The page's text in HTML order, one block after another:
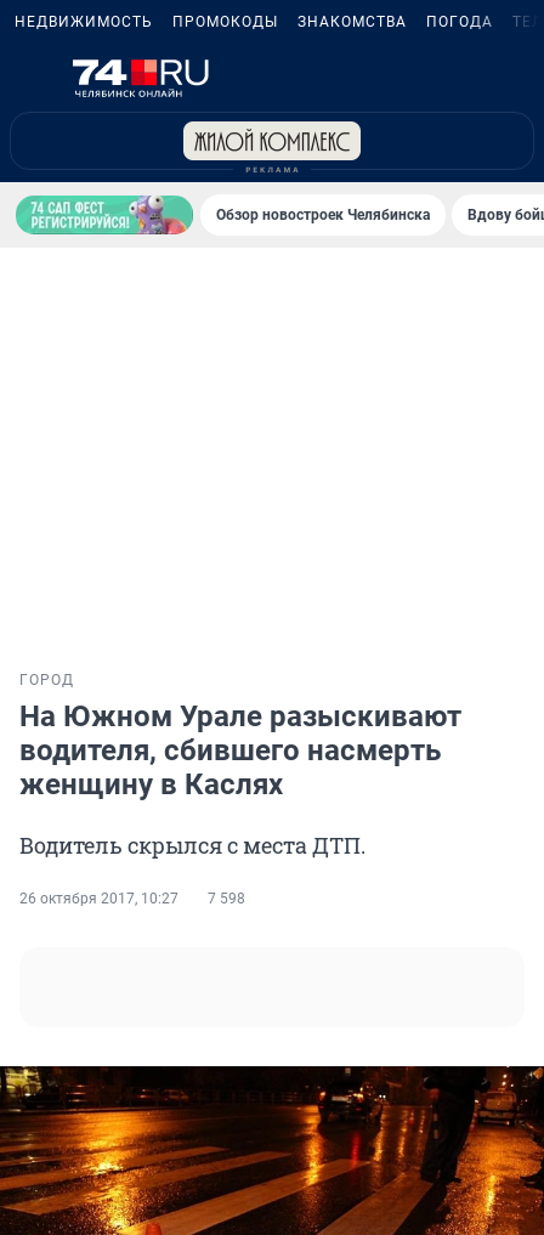
НЕДВИЖИМОСТЬ ПРОМОКОДЫ ЗНАКОМСТВА ПОГОДА
Обзор новостроек Челябинска Вдову
ГОРОД
На Южном Урале разыскивают
водителя, сбившего насмерть
женщину в Каслях
Водитель скрылся с места ДТП.
26 октября 2017, 10:27 7 598